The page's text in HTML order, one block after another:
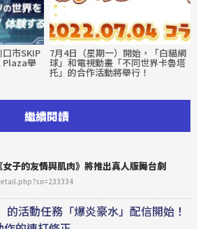
口市SKIP
舉
7月4日（星期一）開始，「白貓網
球」和電視動畫「不同世界卡魯塔
托」的合作活動將舉行！
繼續閱讀
子的友情與肌肉》將推出真人版舞台劇
的活動任務「爆炎豪水」配信開始！